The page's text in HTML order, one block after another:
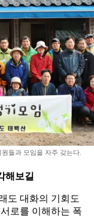
들과 모임을 자주 갖는다.
해보길
도 대화의 기회도
로를 이해하는 폭